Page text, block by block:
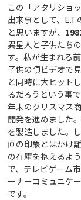
この「アタリショ
出来事として、
と思いますが、
異星人と子供たち
す。私が生まれる
子供の頃ビデオで
と同時に大ヒット
るだろうという事
年末のクリスマス
開発を進めました
を製造しました。
画の印象とはかけ
の在庫を抱えるよ
で、テレビゲーム
ーナーコミュニケ
です。